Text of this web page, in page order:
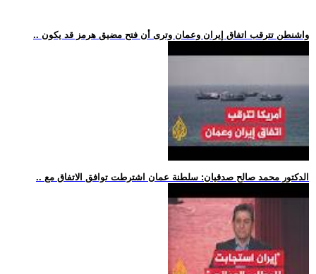
.. واشنطن تترقب اتفاق إيران وعمان وترى أن فتح مضيق هرمز قد يكون
.. الدكتور محمد صالح صدقيان: سلطنة عمان اشترطت توافق الاتفاق مع